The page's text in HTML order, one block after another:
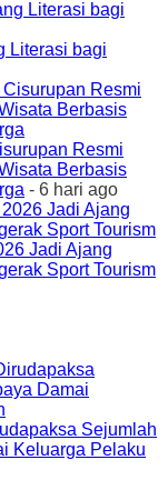
Literasi bagi
Resmi
Berbasis
- 6 hari ago
Jadi Ajang
Sport Tourism
Sejumlah
Keluarga Pelaku